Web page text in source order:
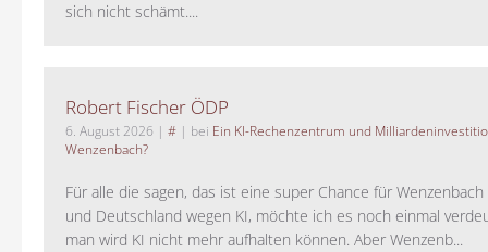
sich nicht schämt....
Robert Fischer ÖDP
6. August 2026 | # | bei Ein KI-Rechenzentrum und
Wenzenbach?
Für alle die sagen, das ist eine super Chance für
und Deutschland wegen KI, möchte ich es noch einmal
man wird KI nicht mehr aufhalten können. Aber Wenzenb...